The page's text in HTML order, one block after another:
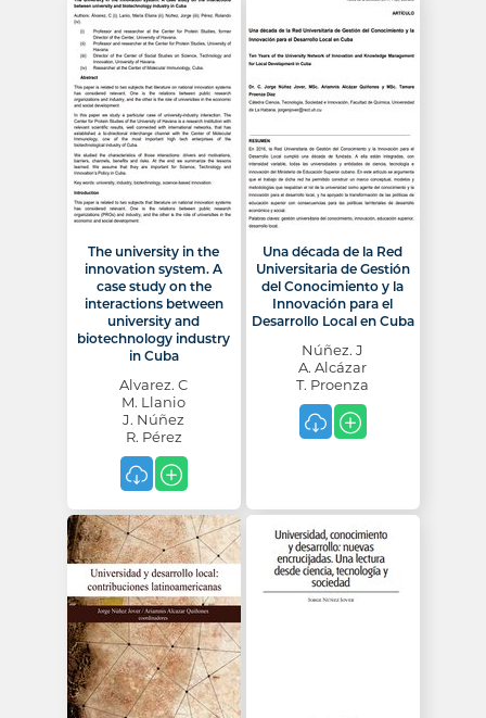
The university in the
innovation system. A
case study on the
interactions between
university and
biotechnology industry
in Cuba
Alvarez. C
M. Llanio
J. Núñez
R. Pérez
Una década de la Red
Universitaria de Gestión
del Conocimiento y la
Innovación para el
Desarrollo Local en Cuba
Núñez. J
A. Alcázar
T. Proenza